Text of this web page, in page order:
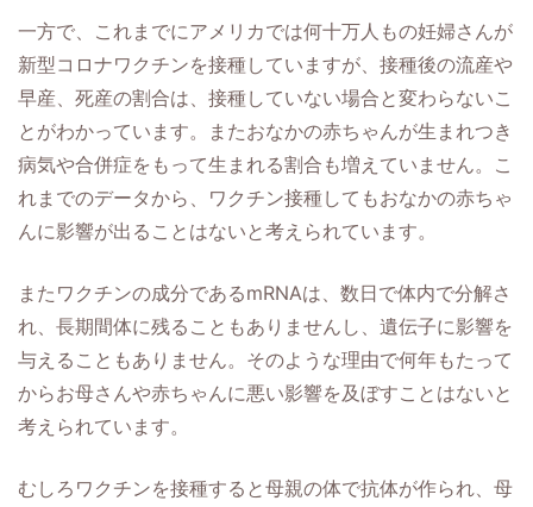
一方で、これまでにアメリカでは何十万人もの妊婦さんが
新型コロナワクチンを接種していますが、接種後の流産や
早産、死産の割合は、接種していない場合と変わらないこ
とがわかっています。またおなかの赤ちゃんが生まれつき
病気や合併症をもって生まれる割合も増えていません。こ
れまでのデータから、ワクチン接種してもおなかの赤ちゃ
んに影響が出ることはないと考えられています。
またワクチンの成分であるmRNAは、数日で体内で分解さ
れ、長期間体に残ることもありませんし、遺伝子に影響を
与えることもありません。そのような理由で何年もたって
からお母さんや赤ちゃんに悪い影響を及ぼすことはないと
考えられています。
むしろワクチンを接種すると母親の体で抗体が作られ、母